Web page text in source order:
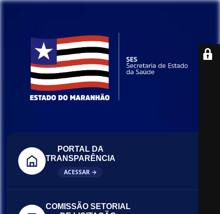
PORTAL DA
TRANSPARÊNCIA
ACESSAR →
COMISSÃO SETORIAL